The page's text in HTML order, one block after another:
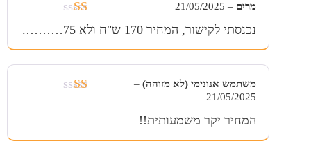
דורג
1
מתוך
5
מרים –
21/05/2025
נכנסתי לקישור, המחיר 170 ש"ח ולא 75……….
5
משתמש אנונימי (לא מזוהה) –
21/05/2025
המחיר יקר משמעותית!!